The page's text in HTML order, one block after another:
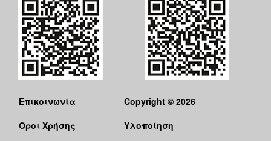
Επικοινωνία
Όροι Χρήσης
Copyright © 2026
Υλοποίηση